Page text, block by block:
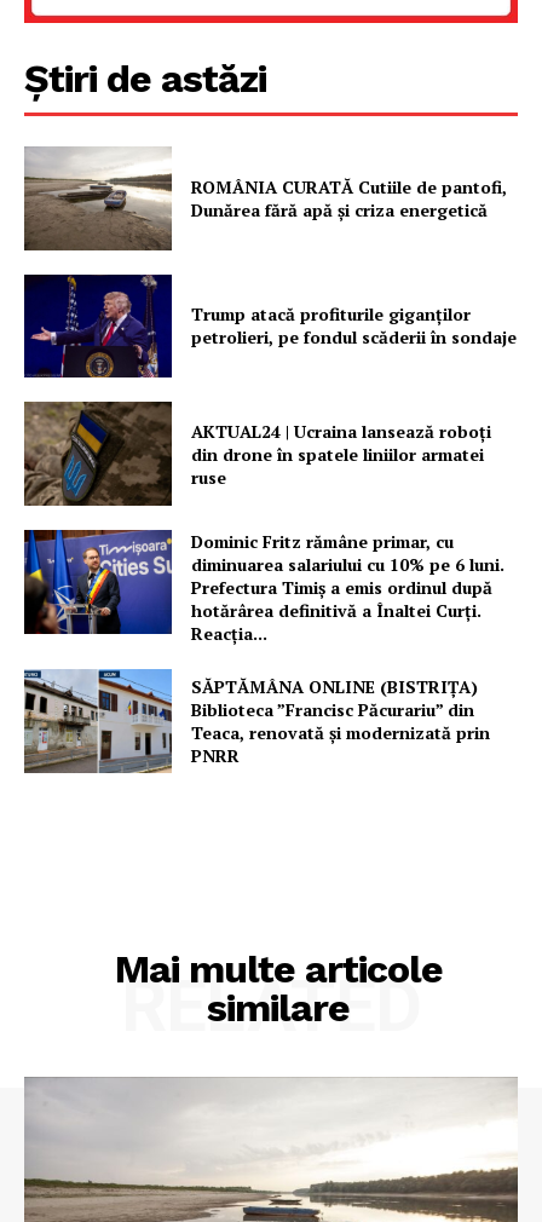
FREEDOM HOUSE ROMÂNIA
PRESShub
Despre noi / Echipa
Proiecte editoriale
Rețea
Contact
Știri de astăzi
ROMÂNIA CURATĂ Cutiile de pantofi,
Dunărea fără apă și criza energetică
Trump atacă profiturile giganților
petrolieri, pe fondul scăderii în sondaje
AKTUAL24 | Ucraina lansează roboți
din drone în spatele liniilor armatei
ruse
Dominic Fritz rămâne primar, cu
diminuarea salariului cu 10% pe 6 luni.
Prefectura Timiș a emis ordinul după
hotărârea definitivă a Înaltei Curți.
Reacția...
SĂPTĂMÂNA ONLINE (BISTRIȚA)
Biblioteca ”Francisc Păcurariu” din
Teaca, renovată și modernizată prin
PNRR
Mai multe articole
similare
RELATED